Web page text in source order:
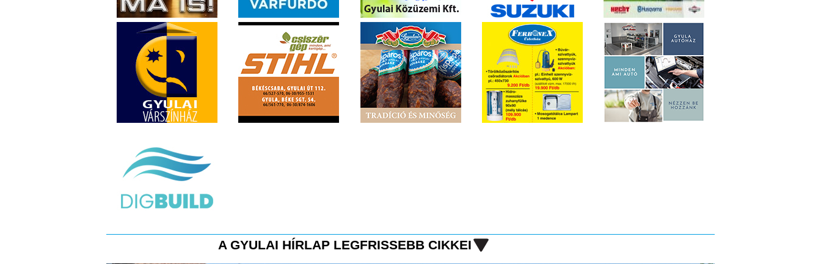
A GYULAI HÍRLAP LEGFRISSEBB CIKKEI